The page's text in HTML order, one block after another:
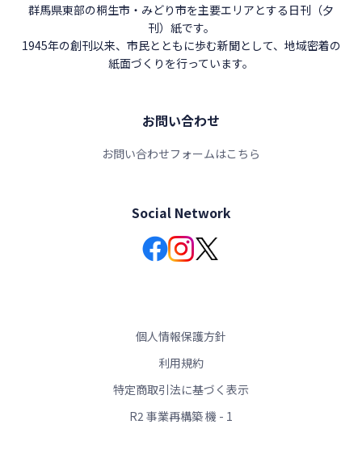
群馬県東部の桐生市・みどり市を主要エリアとする日刊（夕
刊）紙です。
1945年の創刊以来、市民とともに歩む新聞として、地域密着の
紙面づくりを行っています。
お問い合わせ
お問い合わせフォームはこちら
Social Network
個人情報保護方針
利用規約
特定商取引法に基づく表示
R2 事業再構築 機 - 1